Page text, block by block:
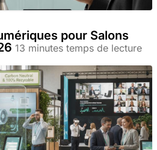
pour Salons
13 minutes temps de lecture